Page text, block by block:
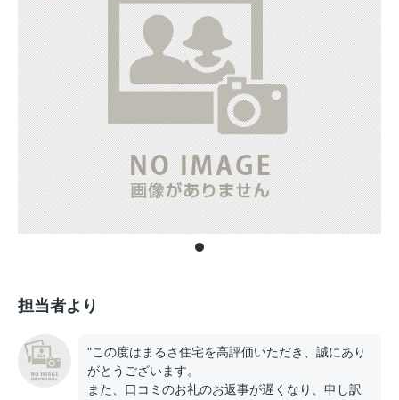
担当者より
"この度はまるさ住宅を高評価いただき、誠にあり
がとうございます。
また、口コミのお礼のお返事が遅くなり、申し訳